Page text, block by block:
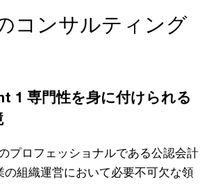
コンサルティング
1 専門性を身に付けられる
プロフェッショナルである公認会計
の組織運営において必要不可欠な領